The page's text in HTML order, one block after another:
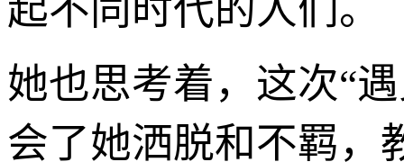
起不同时代的人们。
她也思考着，这次“
会了她洒脱和不羁，